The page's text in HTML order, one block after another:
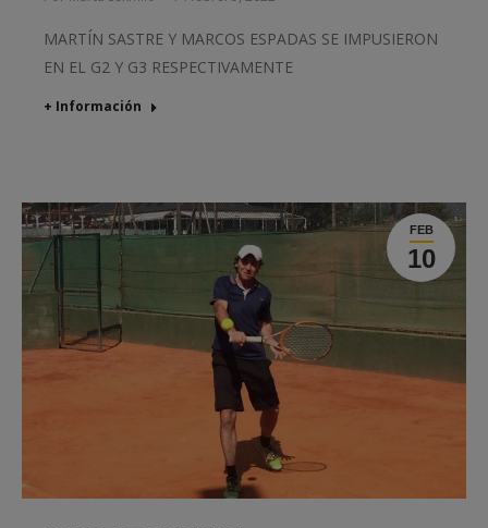
MARTÍN SASTRE Y MARCOS ESPADAS SE IMPUSIERON
EN EL G2 Y G3 RESPECTIVAMENTE
+ Información
FEB
10